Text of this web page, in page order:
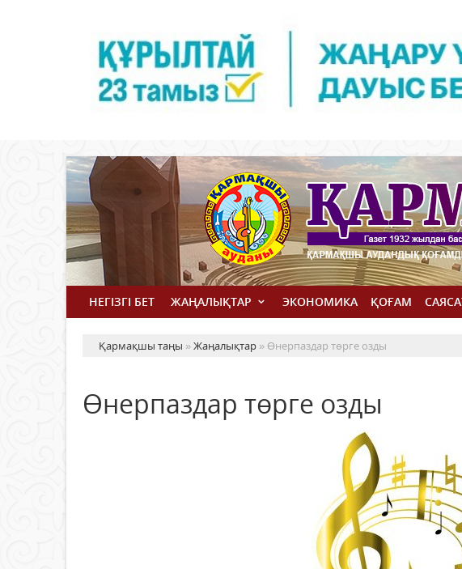
НЕГІЗГІ БЕТ ЖАҢАЛЫҚТАР ЭКОНОМИКА ҚОҒАМ
Қармақшы таңы »Жаңалықтар » Өнерпаздар төрге озды
Өнерпаздар төрге озды